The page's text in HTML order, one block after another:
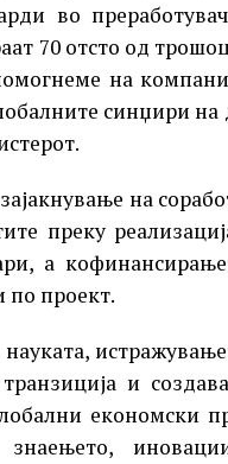
во
70 отсто од
на
синџири на
на
преку
а
по проект.
и
економски